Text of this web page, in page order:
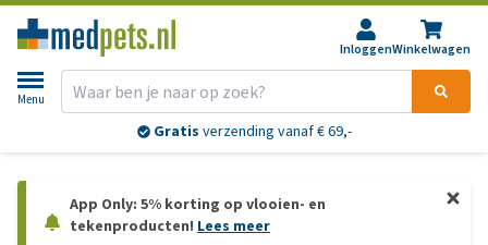
InloggenWinkelwagen
Menu
Gratis verzending vanaf € 69,-
App Only: 5% korting op vlooien- en
tekenproducten! Lees meer